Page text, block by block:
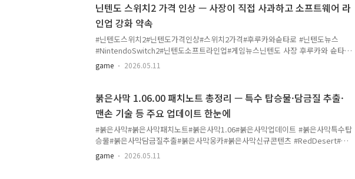
있었어요. 윈도우 전용으로 만든 앱이라 가볍고 빠른 게 당연했죠.근데 언제부턴
가 상황이 바뀌기 시작했어요.지금은 웹 기반 앱이 장악했어요현재 윈도우 앱 생
태계는 WebView2, Electron, PWA 같은 웹 기술 기반 앱들이 대..
닌텐도 스위치2 가격 인상 — 사장이 직접 사과하고 소프트웨어 라
인업 강화 약속
#닌텐도스위치2#닌텐도가격인상#스위치2가격#후루카와슌타로 #닌텐도뉴스
#NintendoSwitch2#닌텐도소프트라인업#게임뉴스닌텐도 사장 후루카와 슌타로
가 닌텐도 스위치 2의 가격 인상과 관련해 직접 입을 열었어요.소비자에 대한 공
개 사과와 함께, 강력한 소프트웨어 라인업으로 가격 장벽을 극복하겠다는 의지
시점이달부터💸 이번 가격 인상, 어떻게 되나요?인상 규모 (미국)기존 대비 50달
러 인상글로벌 적용 시점주로 9월부터 적용 예정일본 적용 시점이달부터 조기 시
행인상 배경장기간에 걸친 비용 상승 누적 — 단, 모든 비용 상승분이 완전히 반
영된 것은 아님💡 후루카와 사장은 "폭넓은 보급을 최우선으로 하고 싶었으나,
장기간의..
game 2026.05.11
붉은사막 1.06.00 패치노트 총정리 — 특수 탑승물·담금질 추출·
맨손 기술 등 주요 업데이트 한눈에
#붉은사막#붉은사막패치노트#붉은사막1.06#붉은사막업데이트 #붉은사막특수탑
승물#붉은사막담금질추출#붉은사막웅카#붉은사막신규콘텐츠 #RedDesert#붉
은사막공략붉은사막 1.06.00 패치가 배포됐어요! 이번 업데이트에서 가장 눈에
띄는 건동물 길들여서 탑승물로 등록하는 특수 탑승물 시스템과담금질에 쓴 재
game 2026.05.11